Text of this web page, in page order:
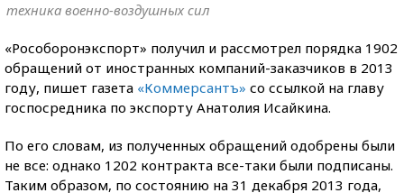
техника военно-воздушных сил
«Рособоронэкспорт» получил и рассмотрел порядка 1902
обращений от иностранных компаний-заказчиков в 2013
году, пишет газета «Коммерсантъ» со ссылкой на главу
госпосредника по экспорту Анатолия Исайкина.
По его словам, из полученных обращений одобрены были
не все: однако 1202 контракта все-таки были подписаны.
Таким образом, по состоянию на 31 декабря 2013 года,